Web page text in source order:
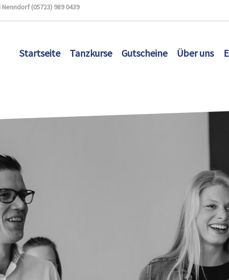
(05723) 989 0439
Startseite Tanzkurse Gutscheine Über uns